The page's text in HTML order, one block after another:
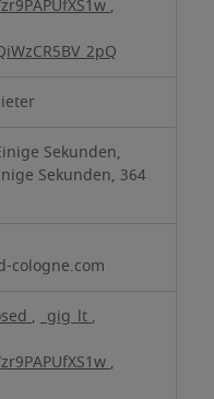
,
Sekunden,
Sekunden, 364
cologne.com
, _gig_lt,
,